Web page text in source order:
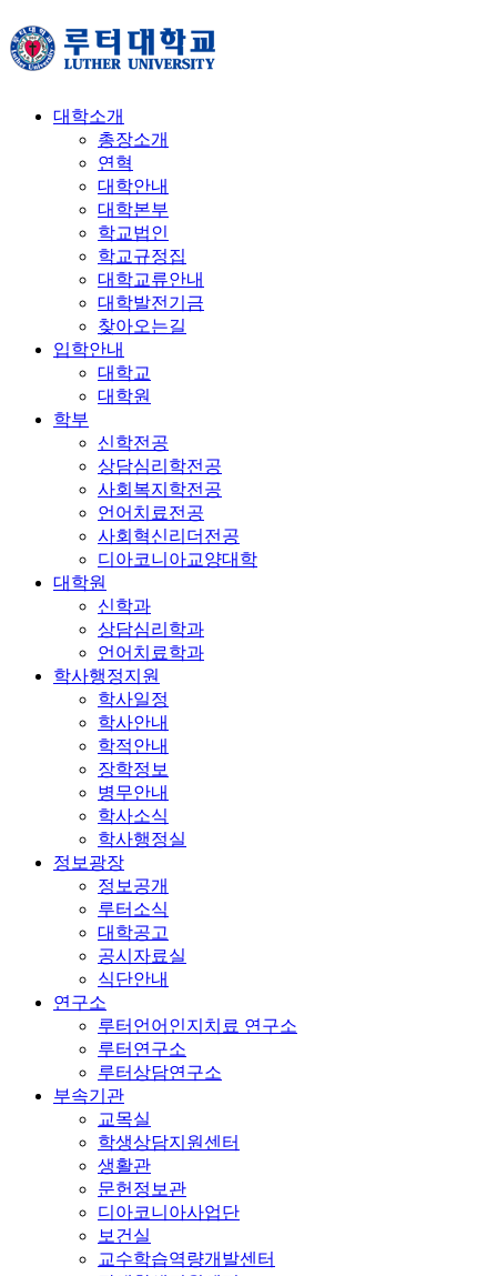
대학소개
총장소개
연혁
대학안내
대학본부
학교법인
학교규정집
대학교류안내
대학발전기금
찾아오는길
입학안내
대학교
대학원
학부
신학전공
상담심리학전공
사회복지학전공
언어치료전공
사회혁신리더전공
디아코니아교양대학
대학원
신학과
상담심리학과
언어치료학과
학사행정지원
학사일정
학사안내
학적안내
장학정보
병무안내
학사소식
학사행정실
정보광장
정보공개
루터소식
대학공고
공시자료실
식단안내
연구소
루터언어인지치료 연구소
루터연구소
루터상담연구소
부속기관
교목실
학생상담지원센터
생활관
문헌정보관
디아코니아사업단
보건실
교수학습역량개발센터